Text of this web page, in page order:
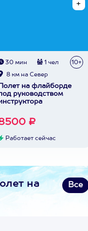
30 мин 1 чел 10+
8 км на Север
Полет на флайборде
руководством
₽
Работает сейчас
на
Все